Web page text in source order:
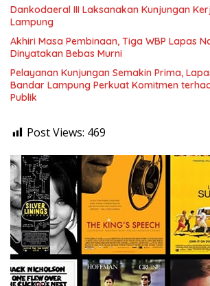
Dankodaeral III Laksanakan Kunjungan
Lampung
Akhiri Masa Pembinaan, Tiga WBP Lapas
Dinyatakan Bebas Murni
Pelayanan Kunjungan Semakin Prima,
Bandar Lampung Perkuat Komitmen
Publik
Post Views: 469